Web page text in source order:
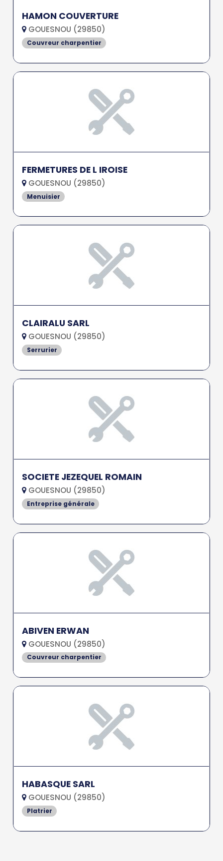
HAMON COUVERTURE
GOUESNOU (29850)
Couvreur charpentier
FERMETURES DE L IROISE
GOUESNOU (29850)
Menuisier
CLAIRALU SARL
GOUESNOU (29850)
Serrurier
SOCIETE JEZEQUEL ROMAIN
GOUESNOU (29850)
Entreprise générale
ABIVEN ERWAN
GOUESNOU (29850)
Couvreur charpentier
HABASQUE SARL
GOUESNOU (29850)
Platrier